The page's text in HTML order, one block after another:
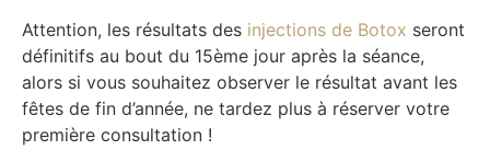
Attention, les résultats des injections de Botox seront
définitifs au bout du 15ème jour après la séance,
alors si vous souhaitez observer le résultat avant les
fêtes de fin d’année, ne tardez plus à réserver votre
première consultation !